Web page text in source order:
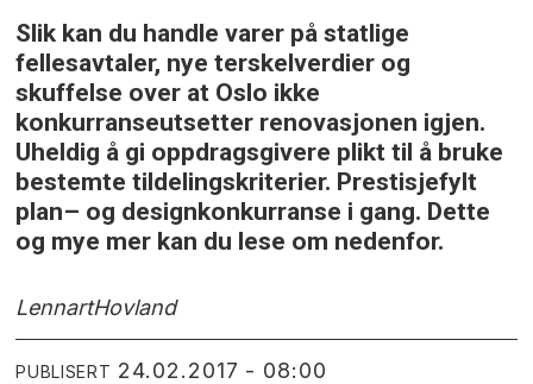
Slik kan du handle varer på statlige
fellesavtaler, nye terskelverdier og
skuffelse over at Oslo ikke
konkurranseutsetter renovasjonen igjen.
Uheldig å gi oppdragsgivere plikt til å bruke
bestemte tildelingskriterier. Prestisjefylt
plan– og designkonkurranse i gang. Dette
og mye mer kan du lese om nedenfor.
LennartHovland
PUBLISERT 24.02.2017 - 08:00